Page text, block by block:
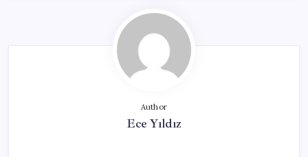
Author
Ece Yıldız